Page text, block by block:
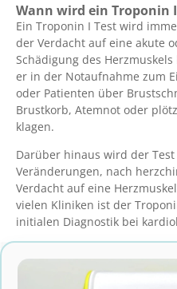
Wann wird ein Troponin
Ein Troponin I Test wird
der Verdacht auf eine akute
Schädigung des
er in der Notaufnahme zum
oder Patienten über
Brustkorb, Atemnot oder
klagen.
Darüber hinaus wird der
Veränderungen, nach
Verdacht auf eine
vielen Kliniken ist der
initialen Diagnostik bei